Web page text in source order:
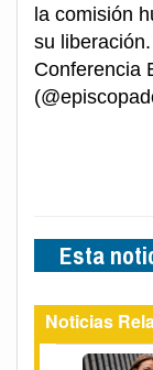
la comisión
su
Conferencia
Esta
Noticias